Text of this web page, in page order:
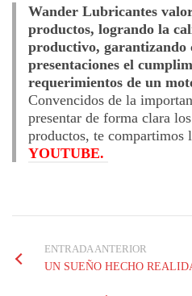
Wander Lubricantes
productos, logrando la
productivo, garantizando
presentaciones el
requerimientos de un
Convencidos de la
presentar de forma clara
productos, te compartimos
YOUTUBE.
ENTRADA ANTERIOR
UN SUEÑO HECHO